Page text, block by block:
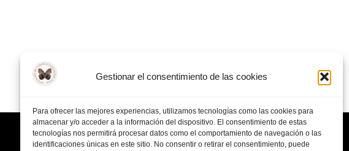
Gestionar el consentimiento de las cookies
Para ofrecer las mejores experiencias, utilizamos tecnologías como las cookies para
almacenar y/o acceder a la información del dispositivo. El consentimiento de estas
tecnologías nos permitirá procesar datos como el comportamiento de navegación o las
identificaciones únicas en este sitio. No consentir o retirar el consentimiento, puede